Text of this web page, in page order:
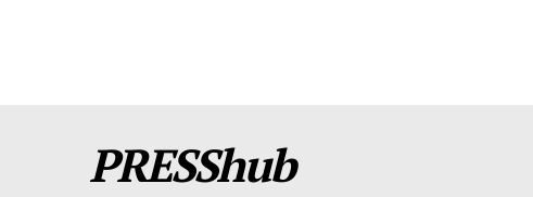
PRESShub